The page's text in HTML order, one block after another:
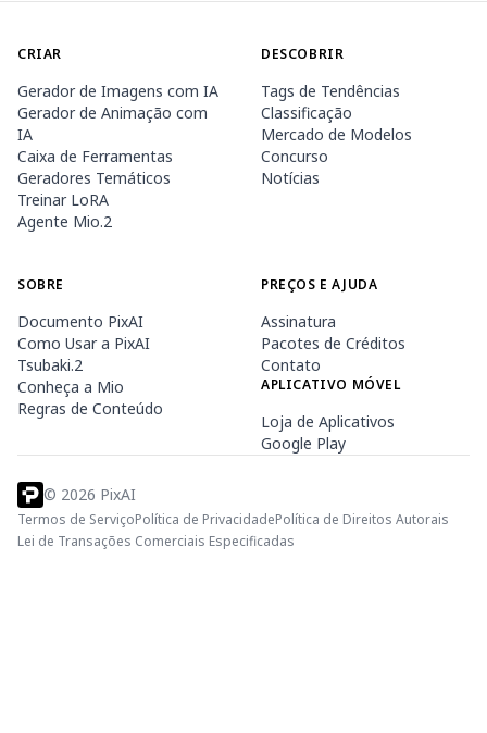
CRIAR
Gerador de Imagens com IA
Gerador de Animação com
IA
Caixa de Ferramentas
Geradores Temáticos
Treinar LoRA
Agente Mio.2
DESCOBRIR
Tags de Tendências
Classificação
Mercado de Modelos
Concurso
Notícias
SOBRE
Documento PixAI
Como Usar a PixAI
Tsubaki.2
Conheça a Mio
Regras de Conteúdo
PREÇOS E AJUDA
Assinatura
Pacotes de Créditos
Contato
APLICATIVO MÓVEL
Loja de Aplicativos
Google Play
© 2026 PixAI
Termos de ServiçoPolítica de PrivacidadePolítica de Direitos Autorais
Lei de Transações Comerciais Especificadas